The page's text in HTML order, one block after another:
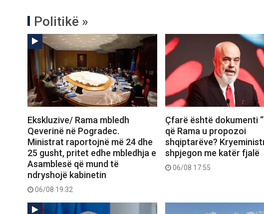
Politikë »
Ekskluzive/ Rama mbledh
Qeverinë në Pogradec.
Ministrat raportojnë më 24 dhe
25 gusht, pritet edhe mbledhja e
Asamblesë që mund të
ndryshojë kabinetin
06/08 19:32
Çfarë është dokumenti
që Rama u propozoi
shqiptarëve?
shpjegon me katër fjalë
06/08 17:55